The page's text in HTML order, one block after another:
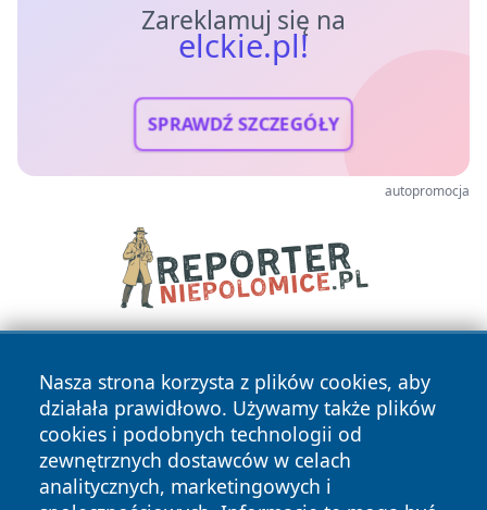
Zareklamuj się na
elckie.pl!
SPRAWDŹ SZCZEGÓŁY
autopromocja
Nasza strona korzysta z plików cookies, aby
działała prawidłowo. Używamy także plików
cookies i podobnych technologii od
zewnętrznych dostawców w celach
analitycznych, marketingowych i
Copyright © 2026 elckie.pl Wszystkie prawa zastrzeżone.